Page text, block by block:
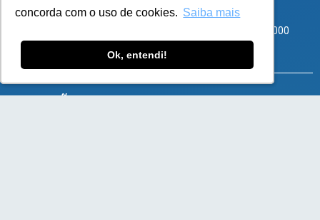
concorda com o uso de cookies. Saiba mais
Ok, entendi!
concorda com o uso de cookies. Saiba mais
Ok, entendi!
Corporate Park – Rod SC 401, 8600 – Bloco 3 Sala 101
Santo Antônio de Lisboa, Florianópolis – SC – CEP 88050-000
atendimento@flexy.com.br